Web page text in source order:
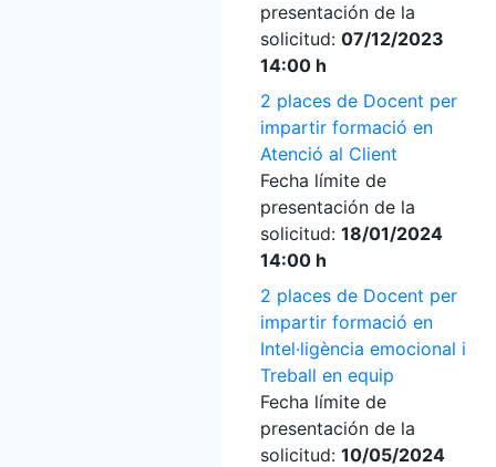
presentación de la
solicitud: 07/12/2023
14:00 h
2 places de Docent per
impartir formació en
Atenció al Client
Fecha límite de
presentación de la
solicitud: 18/01/2024
14:00 h
2 places de Docent per
impartir formació en
Intel·ligència emocional i
Treball en equip
Fecha límite de
presentación de la
solicitud: 10/05/2024